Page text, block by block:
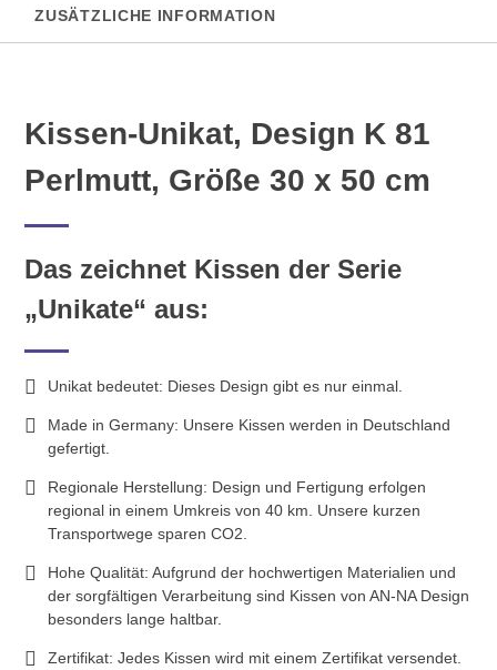
ZUSÄTZLICHE INFORMATION
Kissen-Unikat, Design K 81
Perlmutt, Größe 30 x 50 cm
Das zeichnet Kissen der Serie
„Unikate“ aus:
Unikat bedeutet: Dieses Design gibt es nur einmal.
Made in Germany: Unsere Kissen werden in Deutschland
gefertigt.
Regionale Herstellung: Design und Fertigung erfolgen
regional in einem Umkreis von 40 km. Unsere kurzen
Transportwege sparen CO2.
Hohe Qualität: Aufgrund der hochwertigen Materialien und
der sorgfältigen Verarbeitung sind Kissen von AN-NA Design
besonders lange haltbar.
Zertifikat: Jedes Kissen wird mit einem Zertifikat versendet.